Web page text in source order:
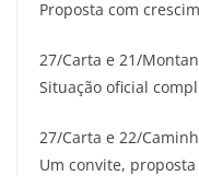
Proposta com
27/Carta e 21/
Situação oficial
27/Carta e 22/
Um convite,